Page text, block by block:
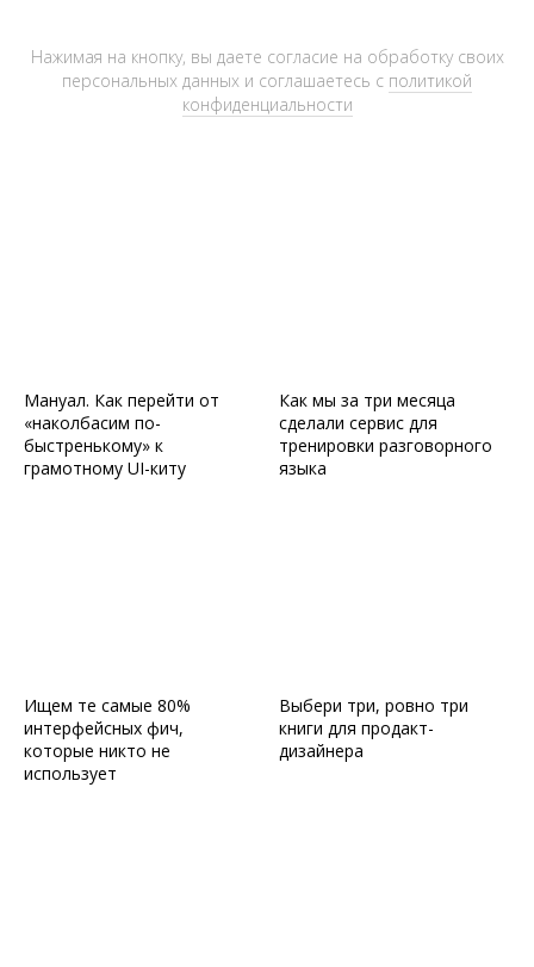
Нажимая на кнопку, вы даете согласие на обработку своих
персональных данных и соглашаетесь с политикой
конфиденциальности
Мануал. Как перейти от
«наколбасим по-
быстренькому» к
грамотному UI-киту
Как мы за три месяца
сделали сервис для
тренировки разговорного
языка
Ищем те самые 80%
интерфейсных фич,
которые никто не
использует
Выбери три, ровно три
книги для продакт-
дизайнера